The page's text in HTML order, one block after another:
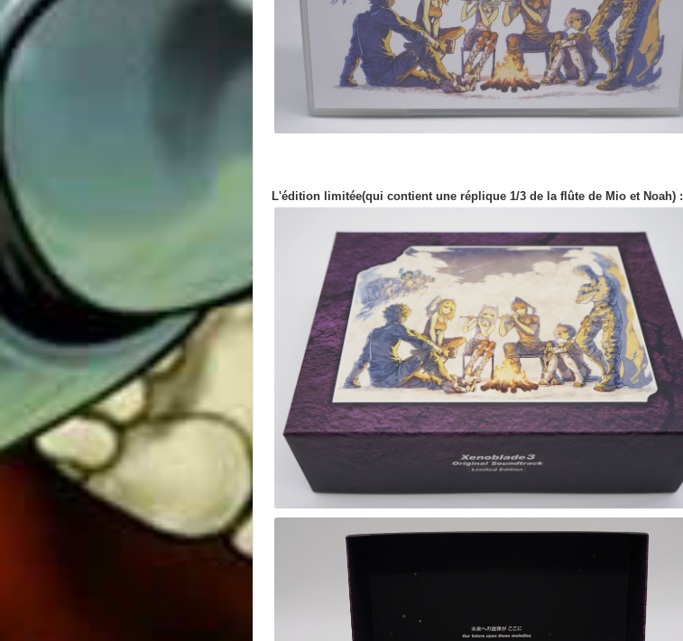
L'édition limitée(qui contient une réplique 1/3 de la flûte de Mio et Noah) :